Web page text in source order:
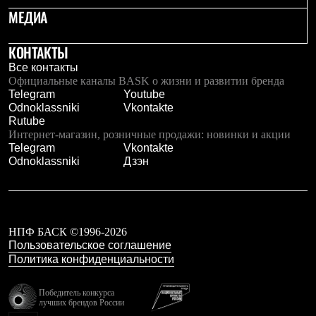
Рубашки
Футболки
Брюки
Термобелье
Теплое термобелье
Среднее термобелье
Легкое термобелье
Флисовая одежда
Куртки
Брюки
Детская одежда
Утепленная синтетикой
Комбинезоны
Куртки
Брюки
Футболки
Толстовки
МЕДИА
КОНТАКТЫ
Все контакты
Официальные каналы BASK о жизни и развитии бренда
Telegram
Youtube
Odnoklassniki
Vkontakte
Rutube
Интернет-магазин, розничные продажи: новинки и акции
Telegram
Vkontakte
Odnoklassniki
Дзэн
НПФ БАСК ©1996-2026
Пользовательское соглашение
Политика конфиденциальности
Победитель конкурса
лучших брендов России